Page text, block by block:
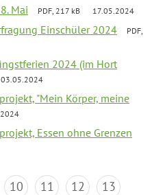
Mai PDF, 217 kB 17.05.2024
Einschüler 2024
PDF,
2024 (im Hort
03.05.2024
"Mein Körper, meine
Essen ohne Grenzen
10 11 12
13